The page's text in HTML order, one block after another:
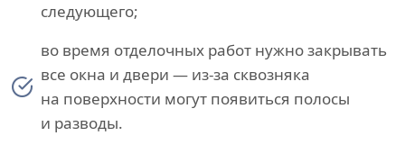
следующего;
во время отделочных работ нужно закрывать
все окна и двери — из-за сквозняка
на поверхности могут появиться полосы
и разводы.